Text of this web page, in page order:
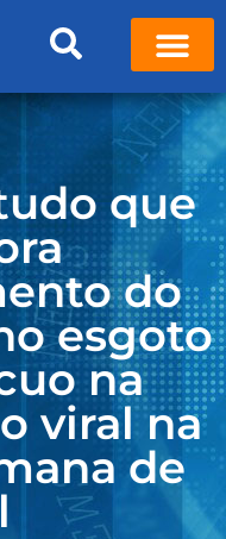
que
do
esgoto
na
viral na
de